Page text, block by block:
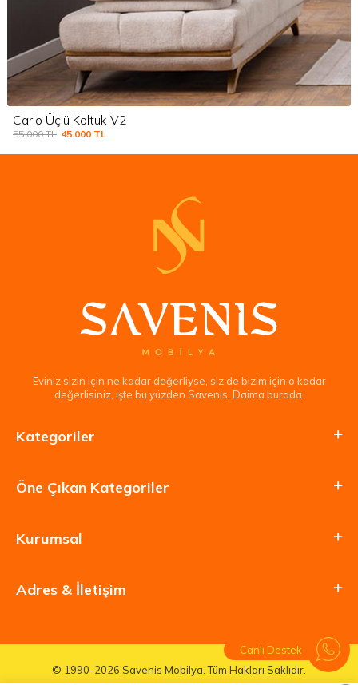
Canlı Destek
Carlo Üçlü Koltuk V1
55.000TL 45.000 TL
Eviniz sizin için ne kadar değerliyse, siz de bizim için o kadar
değerlisiniz, işte bu yüzden Savenis. Daima burada.
Kategoriler
Öne Çıkan Kategoriler
Kurumsal
Adres & İletişim
© 1990-2026 Savenis Mobilya. Tüm Hakları Saklıdır.